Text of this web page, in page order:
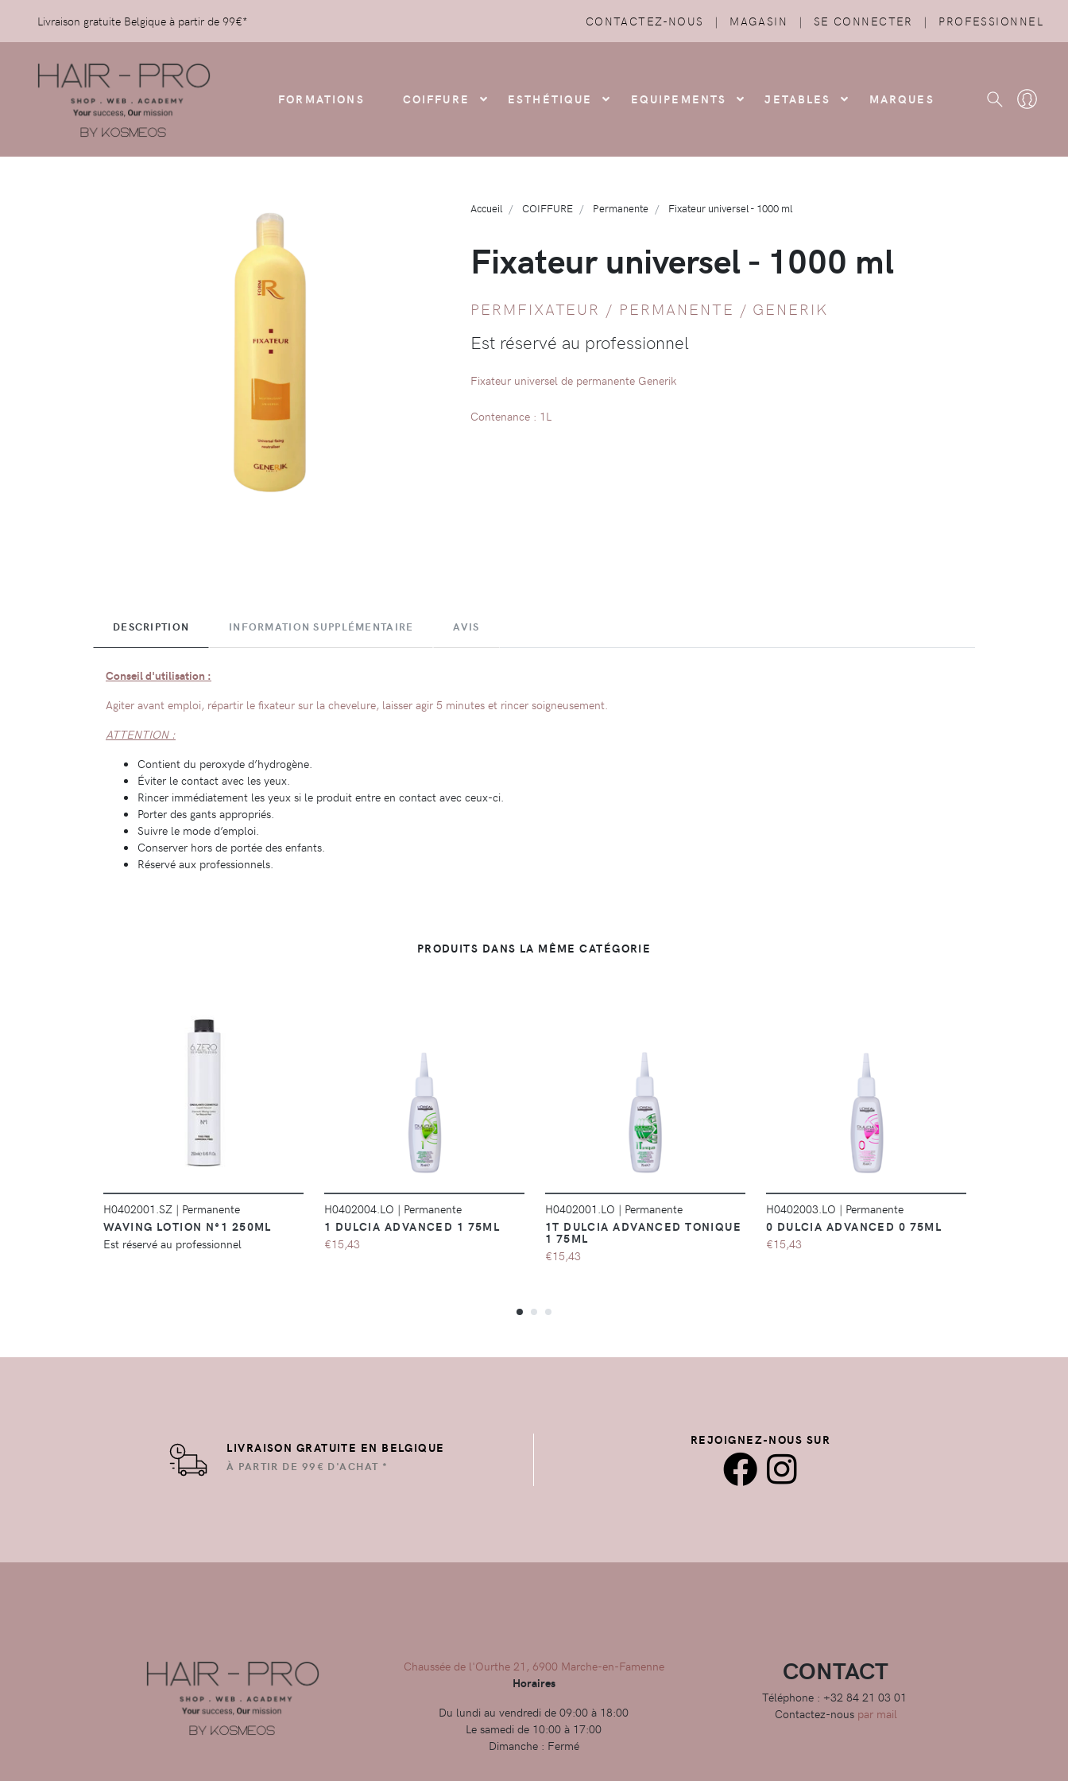
Livraison gratuite Belgique à partir de 99€* CONTACTEZ-NOUS | MAGASIN | SE CONNECTER | PROFESSIONNEL
FORMATIONS COIFFURE ESTHÉTIQUE EQUIPEMENTS JETABLES MARQUES
Accueil COIFFURE Permanente Fixateur universel - 1000 ml
Fixateur universel - 1000 ml
PERMFIXATEUR / PERMANENTE / GENERIK
Est réservé au professionnel
Fixateur universel de permanente Generik
Contenance : 1L
DESCRIPTION INFORMATION SUPPLÉMENTAIRE AVIS
Conseil d'utilisation :
Agiter avant emploi, répartir le fixateur sur la chevelure, laisser agir 5 minutes et rincer soigneusement.
ATTENTION :
Contient du peroxyde d’hydrogène.
Éviter le contact avec les yeux.
Rincer immédiatement les yeux si le produit entre en contact avec ceux-ci.
Porter des gants appropriés.
Suivre le mode d’emploi.
Conserver hors de portée des enfants.
Réservé aux professionnels.
PRODUITS DANS LA MÊME CATÉGORIE
H0402001.SZ | Permanente
WAVING LOTION N°1 250ML
Est réservé au professionnel
H0402004.LO | Permanente
1 DULCIA ADVANCED 1 75ML
€15,43
H0402001.LO | Permanente
1T DULCIA ADVANCED TONIQUE
1 75ML
€15,43
H0402003.LO | Permanente
0 DULCIA ADVANCED 0 75ML
€15,43
LIVRAISON GRATUITE EN BELGIQUE
À PARTIR DE 99€ D'ACHAT *
REJOIGNEZ-NOUS SUR
Chaussée de l'Ourthe 21, 6900 Marche-en-Famenne
Horaires
Du lundi au vendredi de 09:00 à 18:00
Le samedi de 10:00 à 17:00
Dimanche : Fermé
CONTACT
Téléphone : +32 84 21 03 01
Contactez-nous par mail